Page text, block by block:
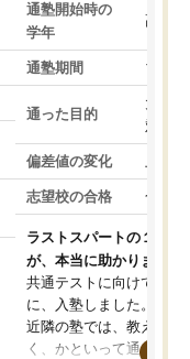
通塾開始時の
学年
高3
通塾期間 1～3
通った目的
大学
対策
偏差値の変化 上が
志望校の合格 合格
ラストスパートの１か月
が、本当に助かりました
共通テストに向けての追
に、入塾しました。田舎
近隣の塾では、教えても
く、かといって通うには